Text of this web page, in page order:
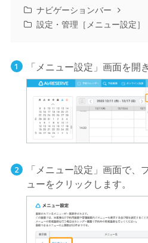
ナビゲーションバー
設定・管理［メニュー設定］
「メニュー設定」画面を開
「メニュー設定」画面で
ューをクリックします。